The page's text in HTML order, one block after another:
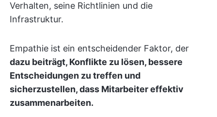
Verhalten, seine Richtlinien und die
Infrastruktur.
Empathie ist ein entscheidender Faktor, der
dazu beiträgt, Konflikte zu lösen, bessere
Entscheidungen zu treffen und
sicherzustellen, dass Mitarbeiter effektiv
zusammenarbeiten.